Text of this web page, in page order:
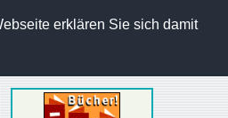
erklären Sie sich damit